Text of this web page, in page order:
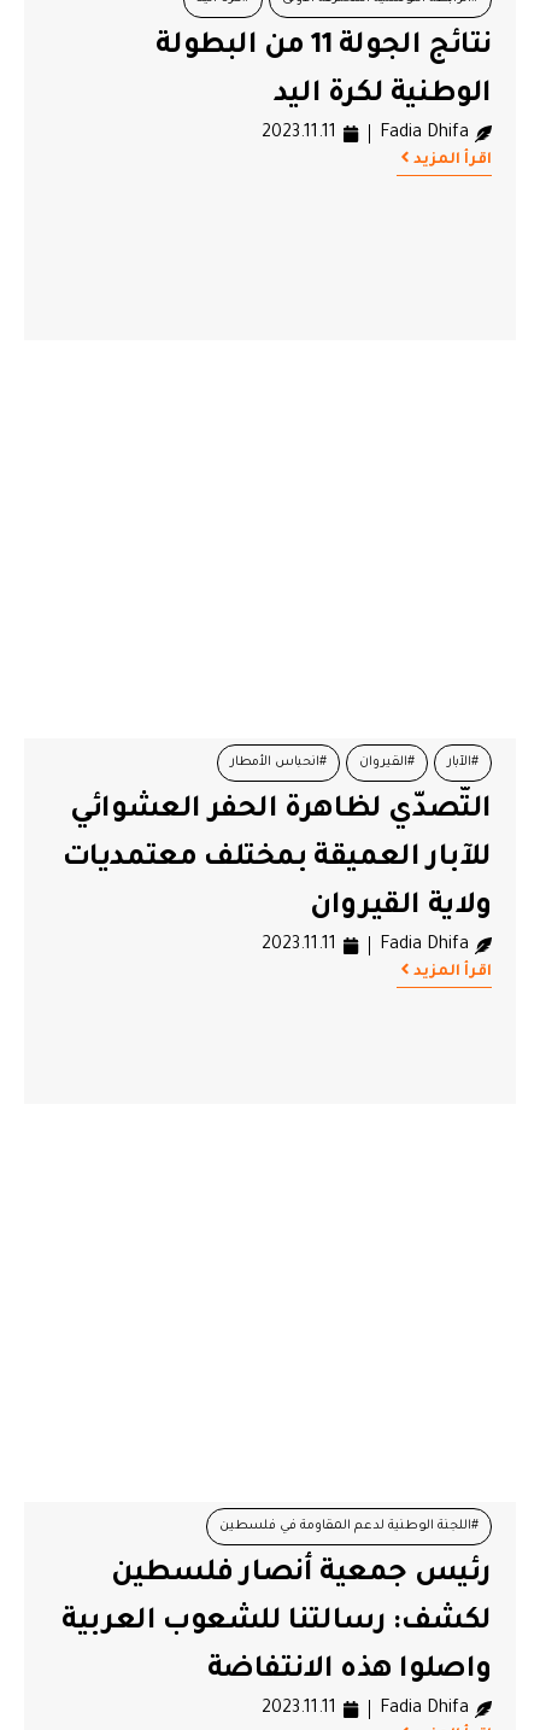
نتائج الجولة 11 من البطولة
الوطنية لكرة اليد
Fadia Dhifa
2023.11.11
اقرأ المزيد
#الآبار #القيروان #انحباس الأمطار
التّصدّي لظاهرة الحفر العشوائي
للآبار العميقة بمختلف معتمديات
ولاية القيروان
Fadia Dhifa
2023.11.11
اقرأ المزيد
#اللجنة الوطنية لدعم المقاومة في فلسطين
#جمعية أنصار فلسطين #غزة
رئيس جمعية أنصار فلسطين
لكشف: رسالتنا للشعوب العربية
واصلوا هذه الانتفاضة
Fadia Dhifa
2023.11.11